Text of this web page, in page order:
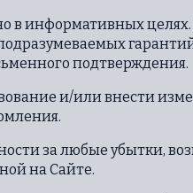
в информативных
подтверждения.
и/или внести
за любые убытки,
на Сайте.